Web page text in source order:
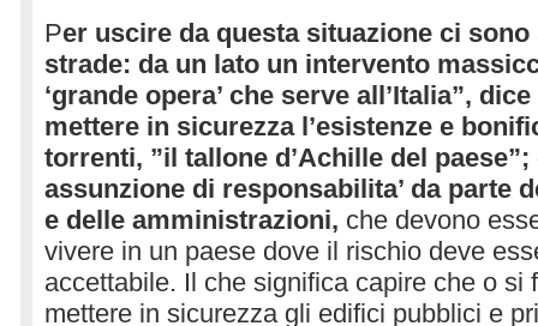
Per uscire da questa situazione ci
strade: da un lato un intervento
‘grande opera’ che serve all’Italia”,
mettere in sicurezza l’esistenze e
torrenti, ”il tallone d’Achille del paese”;
assunzione di responsabilita’ da parte
e delle amministrazioni, che devono
vivere in un paese dove il rischio deve
accettabile. Il che significa capire che o si
mettere in sicurezza gli edifici pubblici e